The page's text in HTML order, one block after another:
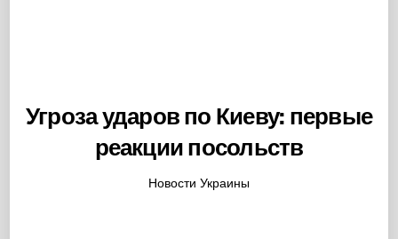
Угроза ударов по Киеву: первые
реакции посольств
Новости Украины